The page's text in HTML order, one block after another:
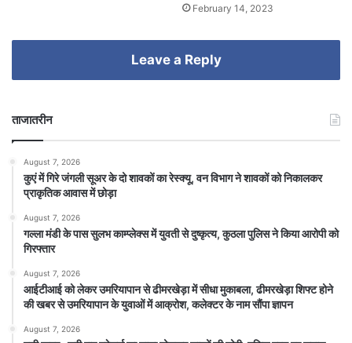
February 14, 2023
Leave a Reply
ताजातरीन
August 7, 2026
कुएं में गिरे जंगली सूअर के दो शावकों का रेस्क्यू, वन विभाग ने शावकों को निकालकर
प्राकृतिक आवास में छोड़ा
August 7, 2026
गल्ला मंडी के पास सुलभ काम्प्लेक्स में युवती से दुष्कृत्य, कुठला पुलिस ने किया आरोपी को
गिरफ्तार
August 7, 2026
आईटीआई को लेकर उमरियापान से ढीमरखेड़ा में सीधा मुकाबला, ढीमरखेड़ा शिफ्ट होने
की खबर से उमरियापान के युवाओं में आक्रोश, कलेक्टर के नाम सौंपा ज्ञापन
August 7, 2026